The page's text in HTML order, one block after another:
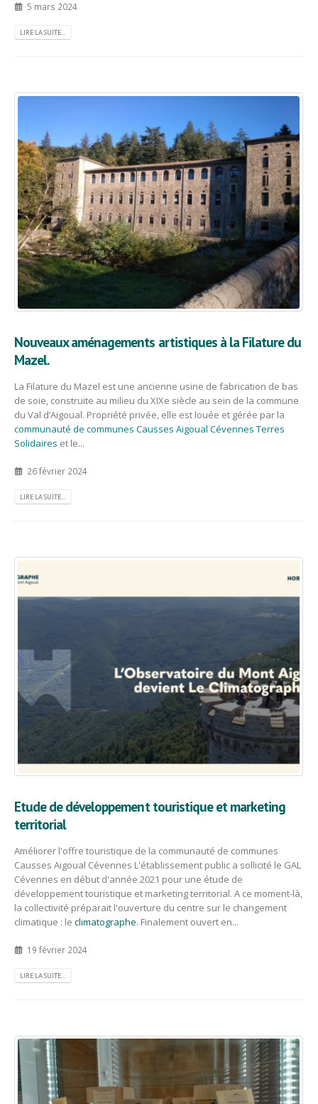
5 mars 2024
LIRE LA SUITE...
Nouveaux aménagements artistiques à la Filature du
Mazel.
La Filature du Mazel est une ancienne usine de fabrication de bas
de soie, construite au milieu du XIXe siècle au sein de la commune
du Val d’Aigoual. Propriété privée, elle est louée et gérée par la
communauté de communes Causses Aigoual Cévennes Terres
Solidaires et le...
26 février 2024
LIRE LA SUITE...
Etude de développement touristique et marketing
territorial
Améliorer l'offre touristique de la communauté de communes
Causses Aigoual Cévennes L'établissement public a sollicité le GAL
Cévennes en début d'année 2021 pour une étude de
développement touristique et marketing territorial. A ce moment-là,
la collectivité préparait l'ouverture du centre sur le changement
climatique : le climatographe. Finalement ouvert en...
19 février 2024
LIRE LA SUITE...